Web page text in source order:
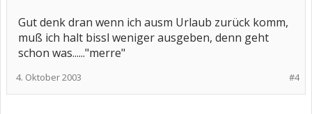
Gut denk dran wenn ich ausm Urlaub zurück komm,
muß ich halt bissl weniger ausgeben, denn geht
schon was......"merre"
#4
4. Oktober 2003